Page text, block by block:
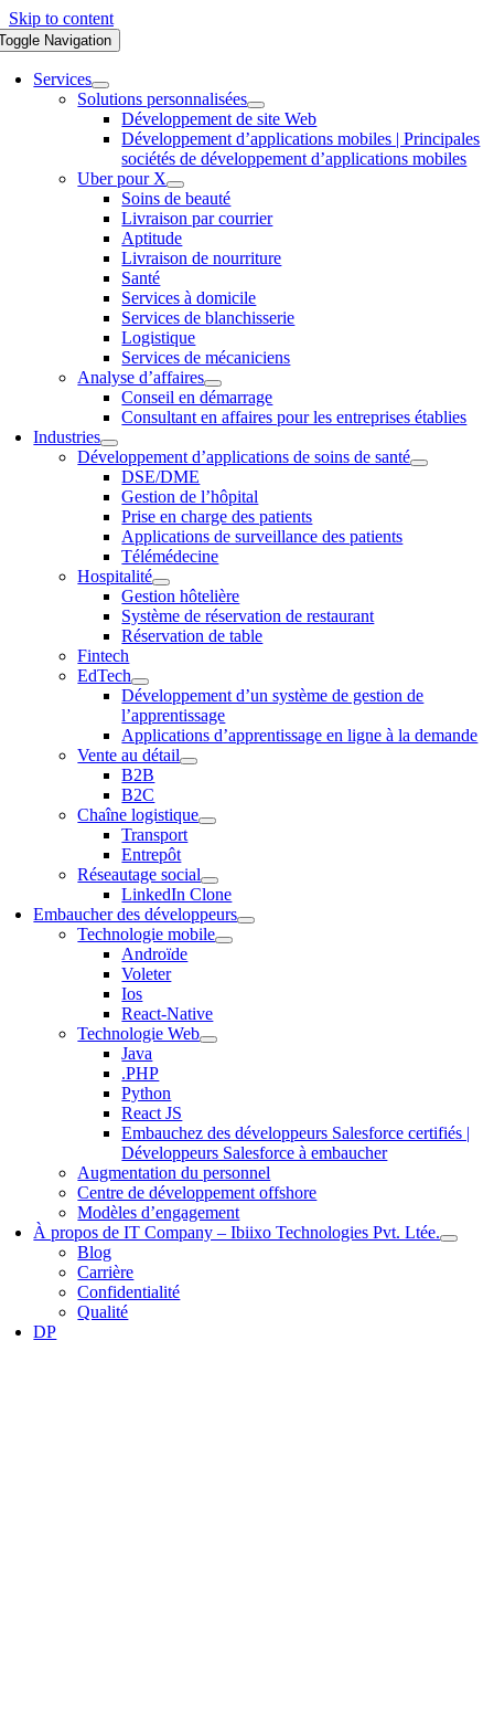
Skip to content
Navigation
Services
Solutions personnalisées
Développement de site Web
Développement d’applications mobiles | Principales
sociétés de développement d’applications mobiles
Uber pour X
Soins de beauté
Livraison par courrier
Aptitude
Livraison de nourriture
Santé
Services à domicile
Services de blanchisserie
Logistique
Services de mécaniciens
Analyse d’affaires
Conseil en démarrage
Consultant en affaires pour les entreprises établies
Industries
Développement d’applications de soins de santé
DSE/DME
Gestion de l’hôpital
Prise en charge des patients
Applications de surveillance des patients
Télémédecine
Hospitalité
Gestion hôtelière
Système de réservation de restaurant
Réservation de table
Fintech
EdTech
Développement d’un système de gestion de
l’apprentissage
Applications d’apprentissage en ligne à la demande
Vente au détail
B2B
B2C
Chaîne logistique
Transport
Entrepôt
Réseautage social
LinkedIn Clone
Embaucher des développeurs
Technologie mobile
Androïde
Voleter
Ios
React-Native
Technologie Web
Java
.PHP
Python
React JS
Embauchez des développeurs Salesforce certifiés |
Développeurs Salesforce à embaucher
Augmentation du personnel
Centre de développement offshore
Modèles d’engagement
À propos de IT Company – Ibiixo Technologies Pvt. Ltée.
Blog
Carrière
Confidentialité
Qualité
DP